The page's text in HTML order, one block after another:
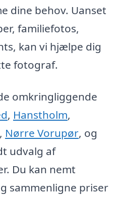
dine behov. Uanset
familiefotos,
kan vi hjælpe dig
fotograf.
omkringliggende
, Hanstholm,
Nørre Vorupør, og
udvalg af
Du kan nemt
sammenligne priser